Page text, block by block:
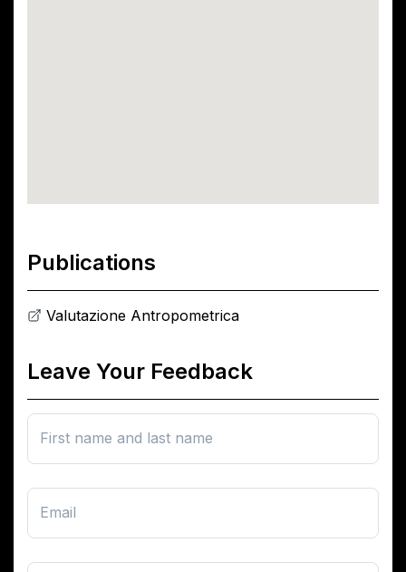
Publications
Valutazione Antropometrica
Leave Your Feedback
First name and last name
Email